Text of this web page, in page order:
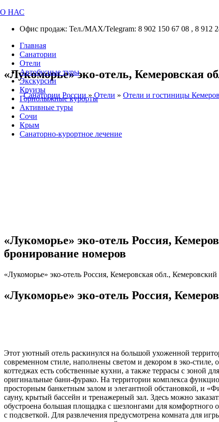
О НАС
Офис продаж: Тел./МАХ/Telegram: 8 902 150 67 08 , 8 912
Главная
Санатории
Отели
Автобусные туры
Экскурсии
Круизы
Горнолыжные курорты
Активные туры
Сочи
Крым
Санаторно-курортное лечение
«Лукоморье» эко-отель, Кемеровская
Санатории России » Отели » Отели и гостиницы
«Лукоморье» эко-отель Россия,
бронирование номеров
«Лукоморье» эко-отель Россия, Кемеровская обл.,
«Лукоморье» эко-отель Россия,
Этот уютный отель раскинулся на большой ухоженной
современном стиле, наполнены светом и декором в эко-
коттеджах есть собственные кухни, а также террасы с зоной
оригинальные бани-фурако. На территории комплекса
просторным банкетным залом и элегантной обстановкой, и
сауну, крытый бассейн и тренажерный зал. Здесь можно
обустроена большая площадка с шезлонгами для
с подсветкой. Для развлечения предусмотрена комната для